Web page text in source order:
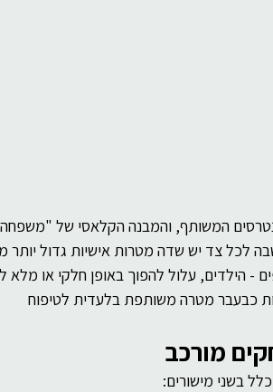
המשותף, והמבנה הקלאסי של
לכל צד יש שדה מטרות אישיות גדול יותר
- הילדים, עלול להפוך באופן חלקי או מלא
כבעבר מטרה משותפת בלעדית לטיפוח
מורכב
בשני מישורים: